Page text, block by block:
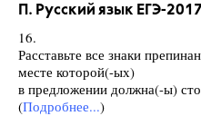
П. Русский язык ЕГЭ-
16.
Расставьте все знаки
месте которой(-ых)
в предложении должна(-ы)
(Подробнее...)